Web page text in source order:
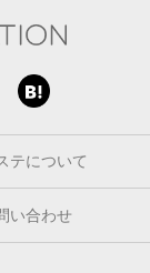
テについて
い合わせ